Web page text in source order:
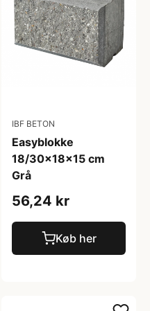
IBF BETON
Easyblokke
18/30x18x15 cm
Grå
56,24 kr
Køb her